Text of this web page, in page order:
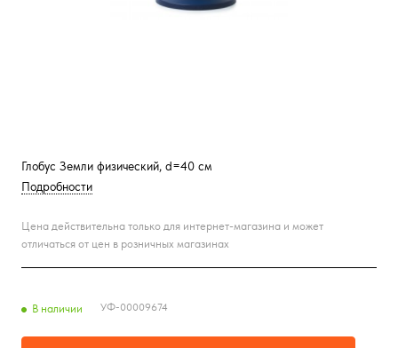
Глобус Земли физический, d=40 см
Подробности
Цена действительна только для интернет-магазина и может
отличаться от цен в розничных магазинах
В наличии УФ-00009674